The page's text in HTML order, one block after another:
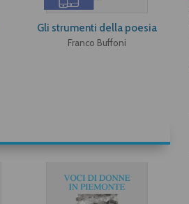
Gli strumenti della poesia
Franco Buffoni